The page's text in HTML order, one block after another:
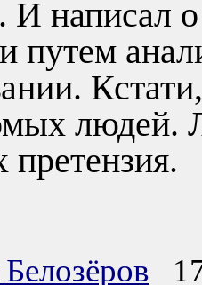
И написал
путем
людей.
претензия.